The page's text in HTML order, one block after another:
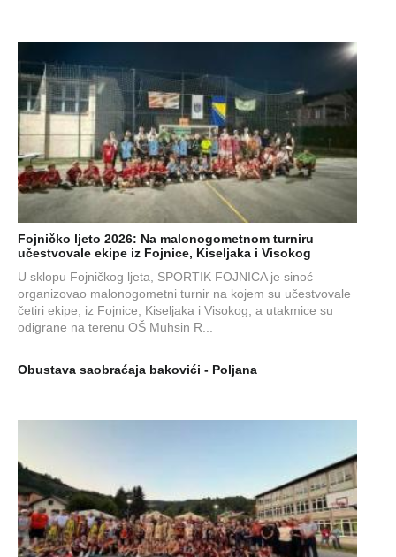
Fojničko ljeto 2026: Na malonogometnom turniru
učestvovale ekipe iz Fojnice, Kiseljaka i Visokog
U sklopu Fojničkog ljeta, SPORTIK FOJNICA je sinoć
organizovao malonogometni turnir na kojem su učestvovale
četiri ekipe, iz Fojnice, Kiseljaka i Visokog, a utakmice su
odigrane na terenu OŠ Muhsin R...
Obustava saobraćaja bakovići - Poljana